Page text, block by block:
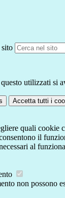
utilizzati si
Accetta tutti i
quali cookie
il
al
non possono